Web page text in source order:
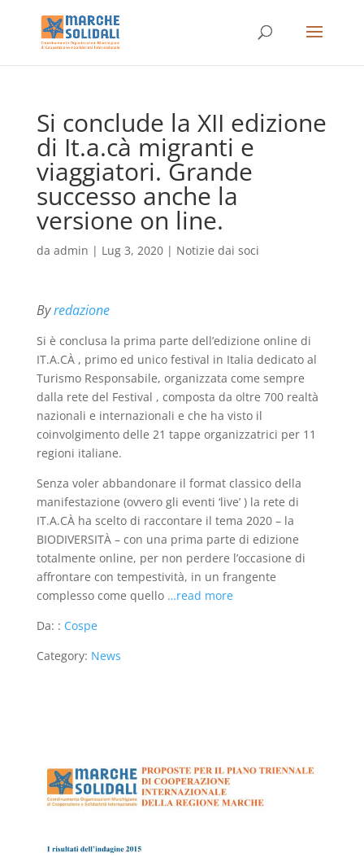
Si conclude la XII edizione
di It.a.cà migranti e
viaggiatori. Grande
successo anche la
versione on line.
da admin | Lug 3, 2020| Notizie dai soci
Byredazione
Si è conclusa la prima parte dell’edizione online di
IT.A.CÀ , primo ed unico festival in Italia dedicato al
Turismo Responsabile, organizzata come sempre
dalla rete del Festival , composta da oltre 700 realtà
nazionali e internazionali e che ha visto il
coinvolgimento delle 21 tappe organizzatrici per 11
regioni italiane.
Senza voler abbandonare il format classico della
manifestazione (ovvero gli eventi ‘live’ ) la rete di
IT.A.CÀ ha scelto di raccontare il tema 2020 – la
BIODIVERSITÀ – con una prima parte di edizione
totalmente online, per non perdere l’occasione di
affrontare con tempestività, in un frangente
complesso come quello …read more
Da: : Cospe
Category: News